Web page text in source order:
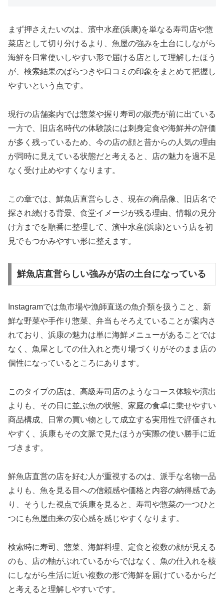
まず押さえたいのは、濱中水産(浜康)を単なる寿司店や惣
菜店として切り分けるより、魚屋の強みを土台にしながら
海鮮を日常使いしやすい形で届ける店として理解したほう
が、検索結果のばらつきや口コミの印象をまとめて把握し
やすいという点です。
現行の店舗案内では惣菜や握り寿司の販売が前に出ている
一方で、旧店名時代の体験談には刺身定食や海鮮丼の評価
が多く残っているため、今の店の顔と昔からの人気の理由
が同時に見えている状態だと考えると、店の魅力を過不足
なく受け止めやすくなります。
この章では、鮮魚店直営らしさ、現在の商品像、旧店名で
探され続ける背景、食堂イメージが残る理由、情報の見分
け方までを順番に整理して、濱中水産(浜康)という店を初
見でもつかみやすい形に整えます。
鮮魚店直営らしい強みが店の土台になっている
Instagramでは魚市場や漁師直送の魚介類を扱うこと、新
鮮な野菜や手作り惣菜、弁当もそろえていることが案内さ
れており、浜康の魅力は単に海鮮メニューがあることでは
なく、魚屋としての仕入れと売り場づくりがそのまま店の
個性になっているところにあります。
このタイプの店は、高級寿司店のようなコース体験や演出
よりも、その日に並ぶ魚の状態、家庭の食卓に乗せやすい
商品構成、日常の買い物として成立する実用性で評価され
やすく、浜康もその文脈で見たほうが実際の使い勝手に近
づきます。
鮮魚店直営の店を好む人が重視するのは、派手な名物一品
よりも、魚を見る目への信頼感や価格と内容の納得感であ
り、そうした視点で浜康を見ると、寿司や惣菜の一つひと
つにも魚屋由来の安心感を感じやすくなります。
検索時に寿司、惣菜、海鮮料理、定食と複数の顔が見える
のも、店の軸がぶれているからではなく、魚の仕入れを核
にしながら生活に近い複数の形で海鮮を届けているからだ
と考えると理解しやすいです。